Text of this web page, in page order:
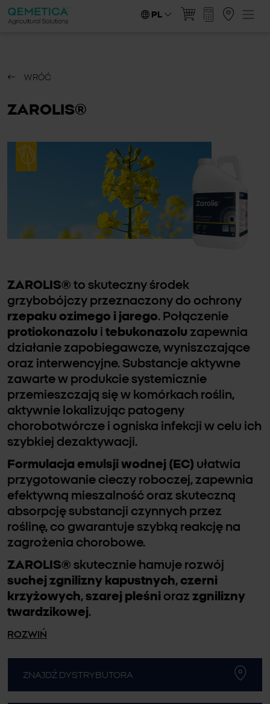
PL
WRÓĆ
ZAROLIS®
ZAROLIS® to skuteczny środek
grzybobójczy przeznaczony do ochrony
rzepaku ozimego i jarego. Połączenie
protiokonazolu i tebukonazolu zapewnia
działanie zapobiegawcze, wyniszczające
oraz interwencyjne. Substancje aktywne
zawarte w produkcie systemicznie
przemieszczają się w komórkach roślin,
aktywnie lokalizując patogeny
chorobotwórcze i ogniska infekcji w celu ich
szybkiej dezaktywacji.
Formulacja emulsji wodnej (EC) ułatwia
przygotowanie cieczy roboczej, zapewnia
efektywną mieszalność oraz skuteczną
absorpcję substancji czynnych przez
roślinę, co gwarantuje szybką reakcję na
zagrożenia chorobowe.
ZAROLIS® skutecznie hamuje rozwój
suchej zgnilizny kapustnych, czerni
krzyżowych, szarej pleśni oraz zgnilizny
twardzikowej.
ROZWIŃ
ZNAJDŹ DYSTRYBUTORA